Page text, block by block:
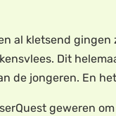
al kletsend
Dit
de jongeren. En
geweren